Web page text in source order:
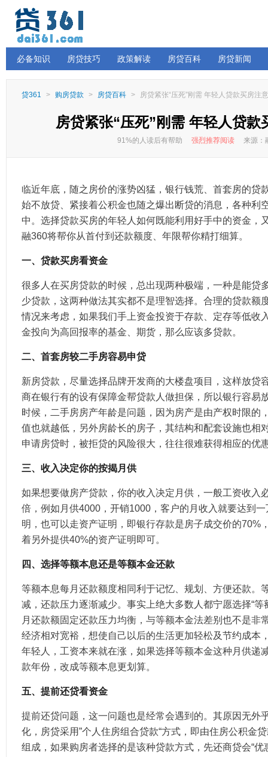
必备知识 房贷技巧 政策解读 房贷百科 房贷新闻
贷361 > 购房贷款 > 房贷百科 > 房贷紧张“压死”刚需 年轻人贷款买房注
房贷紧张“压死”刚需 年轻人贷款
91%的人读后有帮助 强烈推荐阅读 来源：
临近年底，随之房价的涨势凶猛，银行钱荒、首套房的贷
始不放贷、紧接着公积金也随之爆出断贷的消息，各种利
中。选择贷款买房的年轻人如何既能利用好手中的资金，
融360将帮你从首付到还款额度、年限帮你精打细算。
一、贷款买房看资金
很多人在买房贷款的时候，总出现两种极端，一种是能贷
少贷款，这两种做法其实都不是理智选择。合理的贷款额
情况来考虑，如果我们手上资金投资于存款、定存等低收
金投向为高回报率的基金、期货，那么应该多贷款。
二、首套房较二手房容易申贷
新房贷款，尽量选择品牌开发商的大楼盘项目，这样放贷
商在银行有的设有保障金帮贷款人做担保，所以银行容易
时候，二手房房产年龄是问题，因为房产是由产权时限的
值也就越低，另外房龄长的房子，其结构和配套设施也相
申请房贷时，被拒贷的风险很大，往往很难获得相应的优
三、收入决定你的按揭月供
如果想要做房产贷款，你的收入决定月供，一般工资收入
倍，例如月供4000，开销1000，客户的月收入就要达到
明，也可以走资产证明，即银行存款是房子成交价的70%
着另外提供40%的资产证明即可。
四、选择等额本息还是等额本金还款
等额本息每月还款额度相同利于记忆、规划、方便还款。
减，还款压力逐渐减少。事实上绝大多数人都宁愿选择“等
月还款额固定还款压力均衡，与等额本金法差别也不是非
经济相对宽裕，想使自己以后的生活更加轻松及节约成本
年轻人，工资本来就在涨，如果选择等额本金这种月供递
款年份，改成等额本息更划算。
五、提前还贷看资金
提前还贷问题，这一问题也是经常会遇到的。其原因无外
化，房贷采用”个人住房组合贷款“方式，即由住房公积金
组成，如果购房者选择的是该种贷款方式，先还商贷会“优